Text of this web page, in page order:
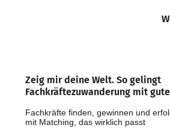
Zeig mir deine Welt. So gelingt
Fachkräftezuwanderung mit
Fachkräfte finden, gewinnen und
mit Matching, das wirklich passt